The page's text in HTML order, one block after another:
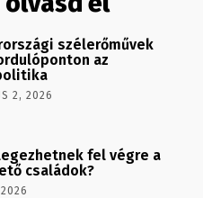
szélerőművek
az
2, 2026
fel végre a
családok?
2026